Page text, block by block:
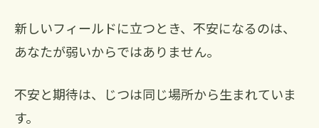
新しいフィールドに立つとき、不安になるのは、
あなたが弱いからではありません。
不安と期待は、じつは同じ場所から生まれていま
す。